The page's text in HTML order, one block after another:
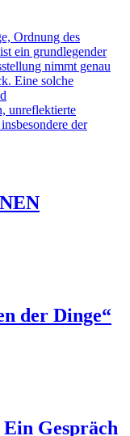
Ordnung des
ein grundlegender
nimmt genau
Eine solche
unreflektierte
der
der Dinge“
Gespräch